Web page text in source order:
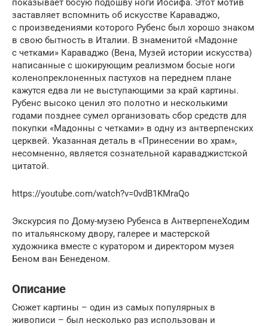
показывает босую подошву ноги Иосифа. Этот мотив
заставляет вспомнить об искусстве Караваджо,
с произ­ведениями которого Рубенс был хорошо знаком
в свою бытность в Италии. В знаменитой «Мадонне
с четками» Караваджо (Вена, Музей истории искусства)
написанные с шокирующим реализмом босые ноги
коленопрекло­ненных пастухов на переднем плане
кажутся едва ли не выступающими за край картины.
Рубенс высоко ценил это полотно и несколькими
годами позднее сумел организовать сбор средств для
покупки «Мадонны с четками» в одну из антверпенских
церквей. Указанная деталь в «Принесении во храм»,
несом­ненно, является сознательной караваджистской
цитатой.
https://youtube.com/watch?v=0vdB1KMraQo
Экскурсия по Дому-музею Рубенса в АнтверпенеХодим
по итальянскому двору, галерее и мастерской
художника вместе с куратором и директором музея
Беном ван Бенеденом.
Описание
Сюжет картины – один из самых популярных в
живописи – был несколько раз использован и